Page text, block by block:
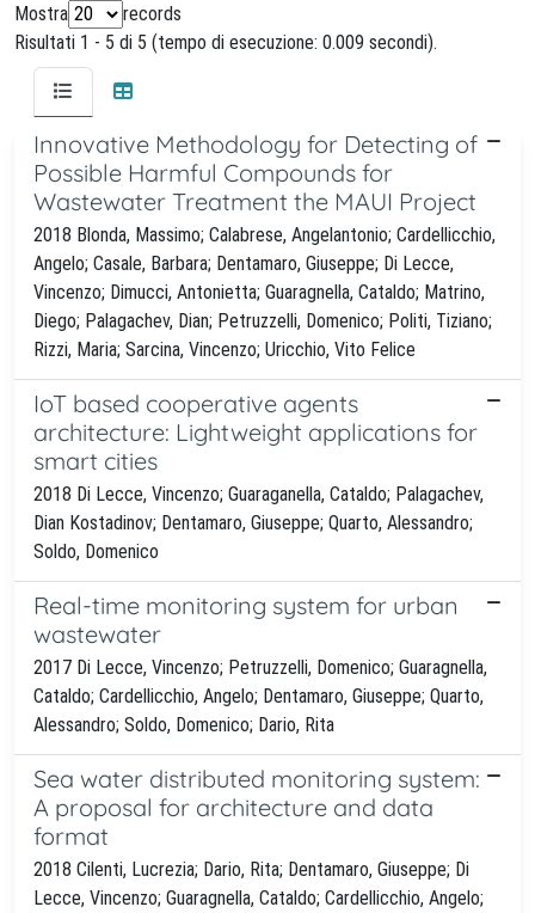
Mostra
records
Risultati 1 - 5 di 5 (tempo di esecuzione: 0.009 secondi).
Innovative Methodology for Detecting of
Possible Harmful Compounds for
Wastewater Treatment the MAUI Project
2018 Blonda, Massimo; Calabrese, Angelantonio; Cardellicchio,
Angelo; Casale, Barbara; Dentamaro, Giuseppe; Di Lecce,
Vincenzo; Dimucci, Antonietta; Guaragnella, Cataldo; Matrino,
Diego; Palagachev, Dian; Petruzzelli, Domenico; Politi, Tiziano;
Rizzi, Maria; Sarcina, Vincenzo; Uricchio, Vito Felice
IoT based cooperative agents
architecture: Lightweight applications for
smart cities
2018 Di Lecce, Vincenzo; Guaraganella, Cataldo; Palagachev,
Dian Kostadinov; Dentamaro, Giuseppe; Quarto, Alessandro;
Soldo, Domenico
Real-time monitoring system for urban
wastewater
2017 Di Lecce, Vincenzo; Petruzzelli, Domenico; Guaragnella,
Cataldo; Cardellicchio, Angelo; Dentamaro, Giuseppe; Quarto,
Alessandro; Soldo, Domenico; Dario, Rita
Sea water distributed monitoring system:
A proposal for architecture and data
format
2018 Cilenti, Lucrezia; Dario, Rita; Dentamaro, Giuseppe; Di
Lecce, Vincenzo; Guaragnella, Cataldo; Cardellicchio, Angelo;